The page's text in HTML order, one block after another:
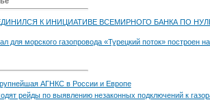
К ИНИЦИАТИВЕ ВСЕМИРНОГО БАНКА ПО
для морского газопровода «Турецкий поток» построен
АГНКС в России и Европе
рейды по выявлению незаконных подключений к